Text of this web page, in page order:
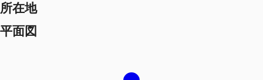
所在地
平面図